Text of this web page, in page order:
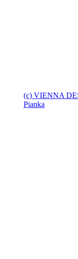
(c) VIENNA
Pianka